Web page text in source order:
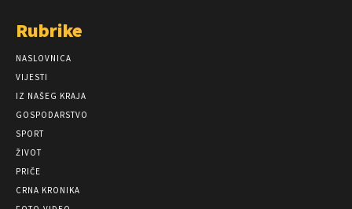
Rubrike
NASLOVNICA
VIJESTI
IZ NAŠEG KRAJA
GOSPODARSTVO
SPORT
ŽIVOT
PRIČE
CRNA KRONIKA